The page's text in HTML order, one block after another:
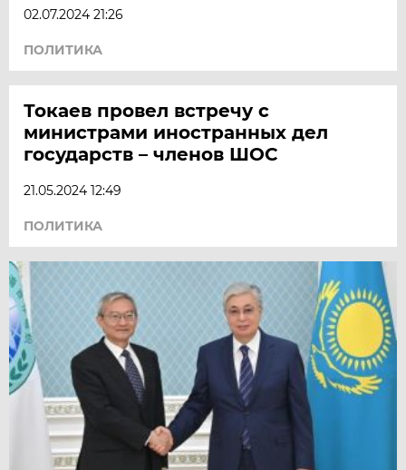
02.07.2024 21:26
ПОЛИТИКА
Токаев провел встречу с
министрами иностранных дел
государств – членов ШОС
21.05.2024 12:49
ПОЛИТИКА